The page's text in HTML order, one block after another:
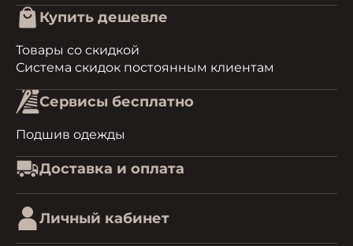
Купить дешевле
Товары со скидкой
Система скидок постоянным клиентам
Сервисы бесплатно
Подшив одежды
Доставка и оплата
Личный кабинет